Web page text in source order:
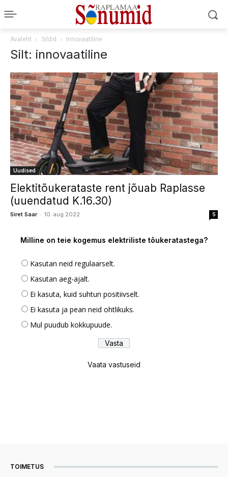
Avaleht Sildid Innovaatiline
Silt: innovaatiline
Uudised
Elektitõukerataste rent jõuab Raplasse
(uuendatud K.16.30)
Siret Saar - 10. aug 2022 5
Milline on teie kogemus elektriliste tõukeratastega?
Kasutan neid regulaarselt.
Kasutan aeg-ajalt.
Ei kasuta, kuid suhtun positiivselt.
Ei kasuta ja pean neid ohtlikuks.
Mul puudub kokkupuude.
Vaata vastuseid
TOIMETUS